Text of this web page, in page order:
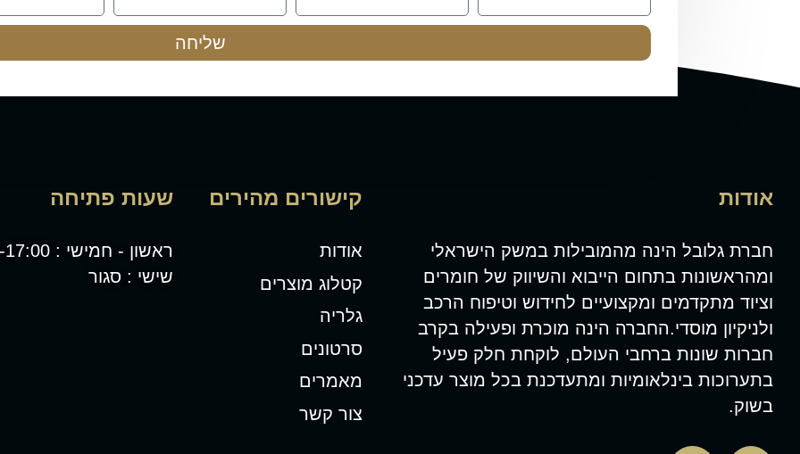
שליחה
אודות
חברת גלובל הינה מהמובילות במשק הישראלי
ומהראשונות בתחום הייבוא והשיווק של חומרים
וציוד מתקדמים ומקצועיים לחידוש וטיפוח הרכב
ולניקיון מוסדי.החברה הינה מוכרת ופעילה בקרב
חברות שונות ברחבי העולם, לוקחת חלק פעיל
בתערוכות בינלאומיות ומתעדכנת בכל מוצר עדכני
בשוק.
קישורים מהירים
אודות
קטלוג מוצרים
גלריה
סרטונים
מאמרים
צור קשר
שעות פתיחה
ראשון - חמישי : 08:00-17:00
שישי : סגור